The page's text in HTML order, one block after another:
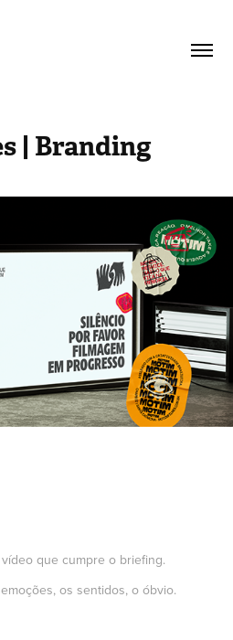
| Branding
que cumpre o briefing.
os sentidos, o óbvio.